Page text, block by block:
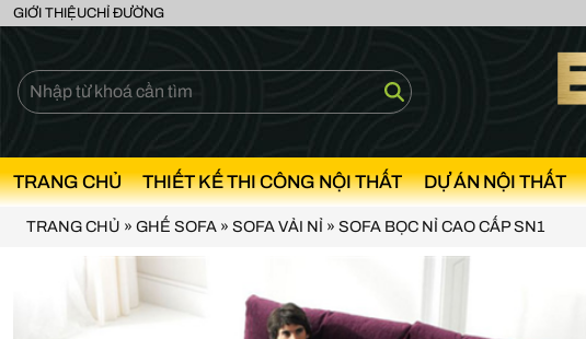
GIỚI THIỆUCHỈ ĐƯỜNG
TRANG CHỦ THIẾT KẾ THI CÔNG NỘI THẤT DỰ ÁN NỘI THẤT
TRANG CHỦ » GHẾ SOFA » SOFA VẢI NỈ » SOFA BỌC NỈ CAO CẤP SN1